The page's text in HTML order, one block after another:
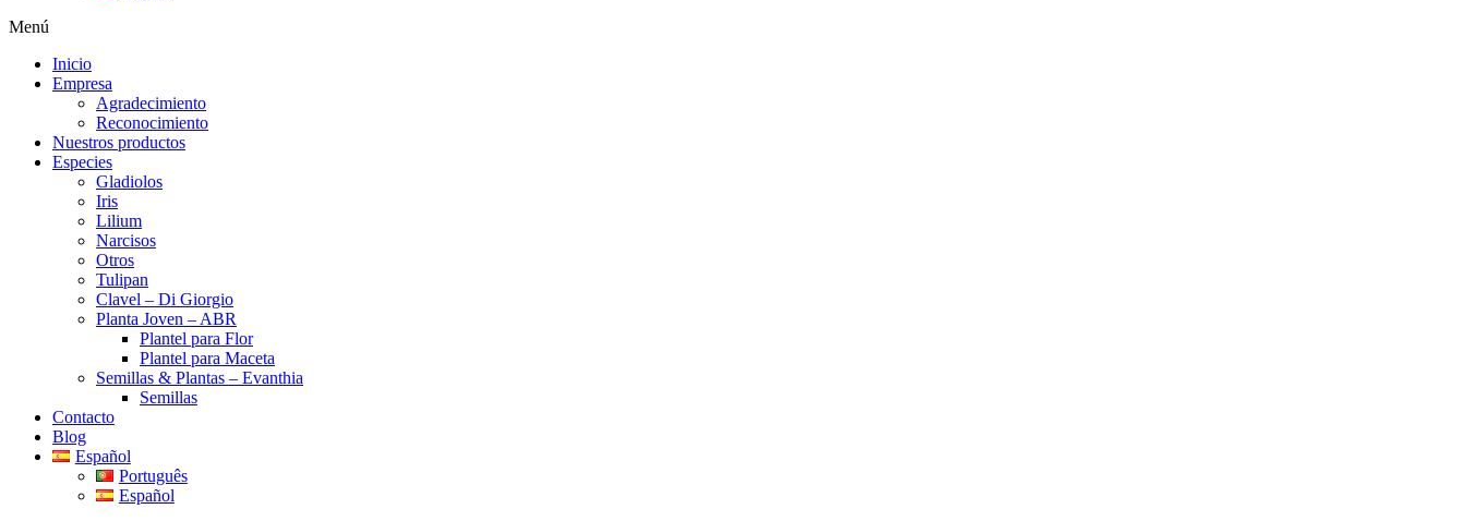
Menú
Inicio
Empresa
Agradecimiento
Reconocimiento
Nuestros productos
Especies
Gladiolos
Iris
Lilium
Narcisos
Otros
Tulipan
Clavel – Di Giorgio
Planta Joven – ABR
Plantel para Flor
Plantel para Maceta
Semillas & Plantas – Evanthia
Semillas
Contacto
Blog
Español
Português
Español